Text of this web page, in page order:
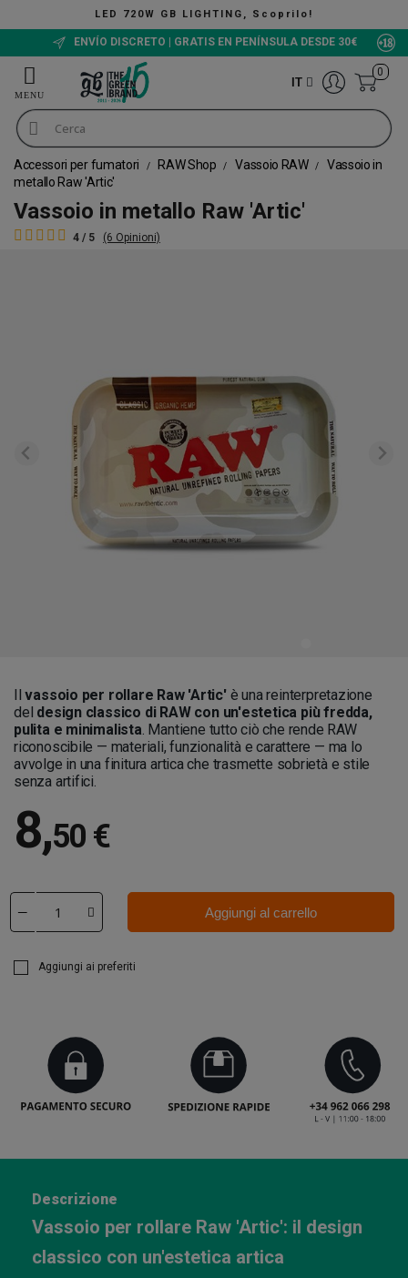
LED 720W GB LIGHTING, Scoprilo!
ENVÍO DISCRETO | GRATIS EN PENÍNSULA DESDE 30€
IT
0
Accessori per fumatori RAW Shop Vassoio RAW
Vassoio in
metallo Raw 'Artic'
Vassoio in metallo Raw 'Artic'
4 / 5 (6 Opinioni)
Ilvassoio per rollare Raw 'Artic'è una reinterpretazione
del design classico di RAW con un'estetica più fredda,
pulita e minimalista. Mantiene tutto ciò che rende RAW
riconoscibile — materiali, funzionalità e carattere — ma lo
avvolge in una finitura artica che trasmette sobrietà e stile
senza artifici.
8,50 €
Aggiungi al carrello
Aggiungi ai preferiti
Descrizione
Vassoio per rollare Raw 'Artic': il design
classico con un'estetica artica